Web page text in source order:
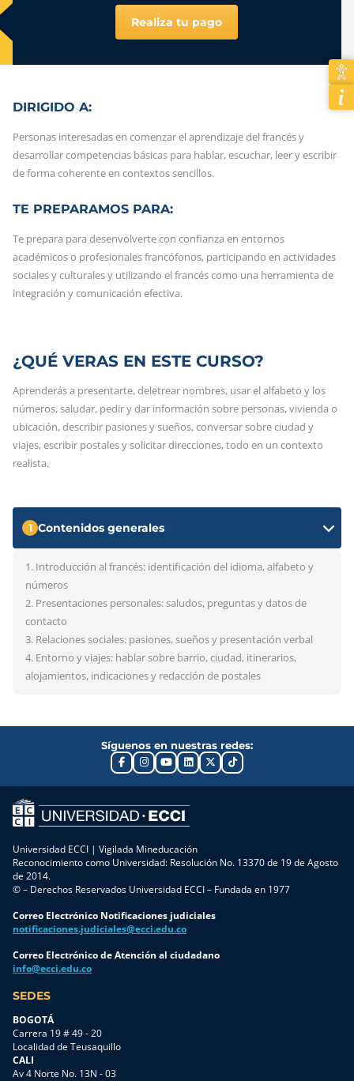
Realiza tu pago
DIRIGIDO A:
Personas interesadas en comenzar el aprendizaje del francés y
desarrollar competencias básicas para hablar, escuchar, leer y escribir
de forma coherente en contextos sencillos.
TE PREPARAMOS PARA:
Te prepara para desenvolverte con confianza en entornos
académicos o profesionales francófonos, participando en actividades
sociales y culturales y utilizando el francés como una herramienta de
integración y comunicación efectiva.
¿QUÉ VERAS EN ESTE CURSO?
Aprenderás a presentarte, deletrear nombres, usar el alfabeto y los
números, saludar, pedir y dar información sobre personas, vivienda o
ubicación, describir pasiones y sueños, conversar sobre ciudad y
viajes, escribir postales y solicitar direcciones, todo en un contexto
realista.
1 Contenidos generales
1. Introducción al francés: identificación del idioma, alfabeto y
números
2. Presentaciones personales: saludos, preguntas y datos de
contacto
3. Relaciones sociales: pasiones, sueños y presentación verbal
4. Entorno y viajes: hablar sobre barrio, ciudad, itinerarios,
alojamientos, indicaciones y redacción de postales
Síguenos en nuestras redes:
Universidad ECCI | Vigilada Mineducación
Reconocimiento como Universidad: Resolución No. 13370 de 19 de Agosto
de 2014.
© – Derechos Reservados Universidad ECCI – Fundada en 1977
Correo Electrónico Notificaciones judiciales
notificaciones.judiciales@ecci.edu.co
Correo Electrónico de Atención al ciudadano
info@ecci.edu.co
SEDES
BOGOTÁ
Carrera 19 # 49 - 20
Localidad de Teusaquillo
CALI
Av 4 Norte No. 13N - 03